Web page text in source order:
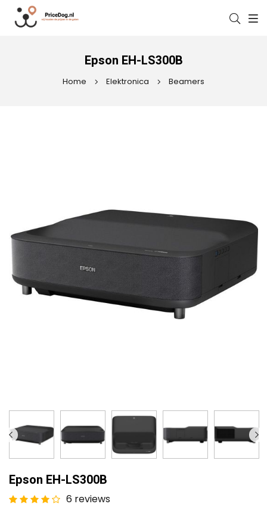
Epson EH-LS300B
Home Elektronica Beamers
Epson EH-LS300B
6 reviews